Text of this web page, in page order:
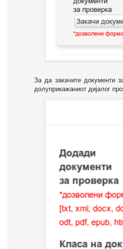
За да закачите документи
долуприкажаниот дијалог